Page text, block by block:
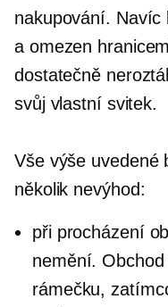
nakupování. Navíc
a omezen
dostatečně
svůj vlastní svitek.
Vše výše uvedené
několik nevýhod:
při procházení
nemění.
rámečku,